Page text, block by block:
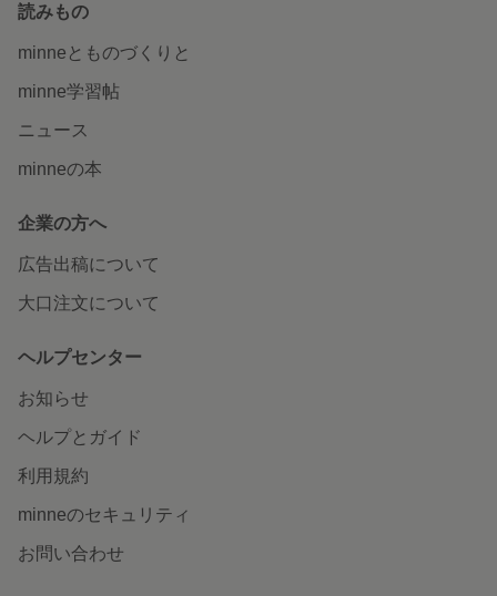
読みもの
minneとものづくりと
minne学習帖
ニュース
minneの本
企業の方へ
広告出稿について
大口注文について
ヘルプセンター
お知らせ
ヘルプとガイド
利用規約
minneのセキュリティ
お問い合わせ